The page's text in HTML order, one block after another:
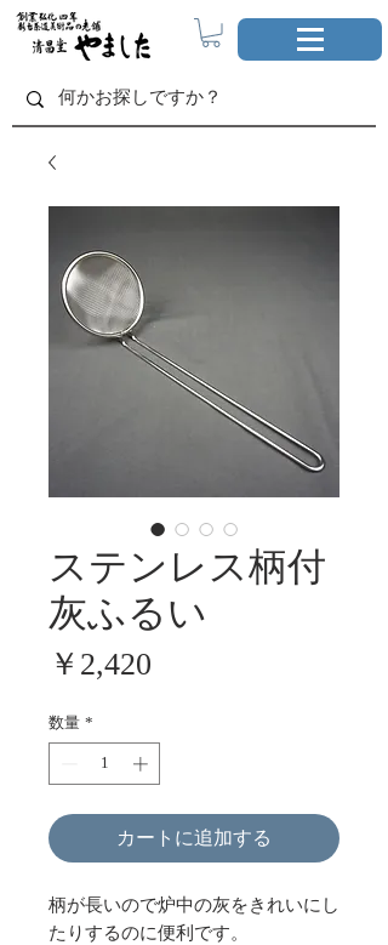
ステンレス柄付
灰ふるい
￥2,420
数量 *
カートに追加する
柄が長いので炉中の灰をきれいにし
たりするのに便利です。